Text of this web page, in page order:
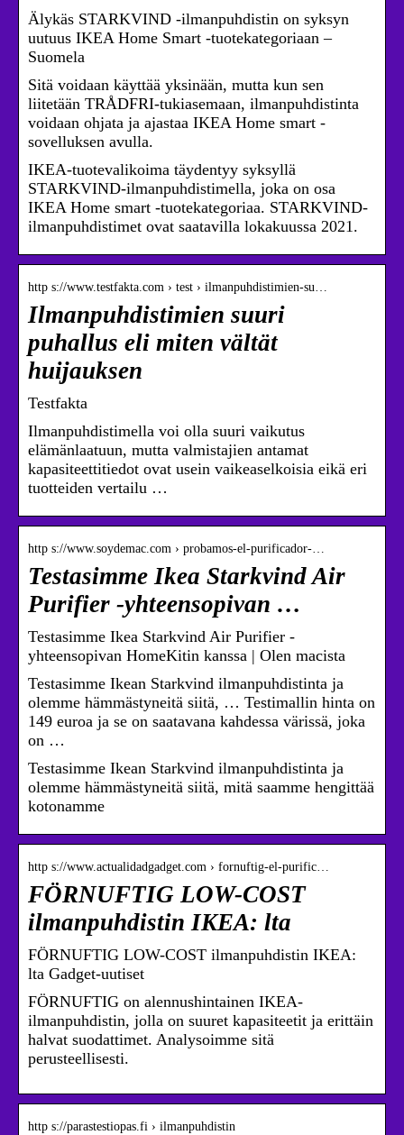
Älykäs STARKVIND -ilmanpuhdistin on syksyn
uutuus IKEA Home Smart -tuotekategoriaan –
Suomela
Sitä voidaan käyttää yksinään, mutta kun sen
liitetään TRÅDFRI-tukiasemaan, ilmanpuhdistinta
voidaan ohjata ja ajastaa IKEA Home smart -
sovelluksen avulla.
IKEA-tuotevalikoima täydentyy syksyllä
STARKVIND-ilmanpuhdistimella, joka on osa
IKEA Home smart -tuotekategoriaa. STARKVIND-
ilmanpuhdistimet ovat saatavilla lokakuussa 2021.
http s://www.testfakta.com › test › ilmanpuhdistimien-su…
Ilmanpuhdistimien suuri
puhallus eli miten vältät
huijauksen
Testfakta
Ilmanpuhdistimella voi olla suuri vaikutus
elämänlaatuun, mutta valmistajien antamat
kapasiteettitiedot ovat usein vaikeaselkoisia eikä eri
tuotteiden vertailu …
http s://www.soydemac.com › probamos-el-purificador-…
Testasimme Ikea Starkvind Air
Purifier -yhteensopivan …
Testasimme Ikea Starkvind Air Purifier -
yhteensopivan HomeKitin kanssa | Olen macista
Testasimme Ikean Starkvind ilmanpuhdistinta ja
olemme hämmästyneitä siitä, … Testimallin hinta on
149 euroa ja se on saatavana kahdessa värissä, joka
on …
Testasimme Ikean Starkvind ilmanpuhdistinta ja
olemme hämmästyneitä siitä, mitä saamme hengittää
kotonamme
http s://www.actualidadgadget.com › fornuftig-el-purific…
FÖRNUFTIG LOW-COST
ilmanpuhdistin IKEA: lta
FÖRNUFTIG LOW-COST ilmanpuhdistin IKEA:
lta Gadget-uutiset
FÖRNUFTIG on alennushintainen IKEA-
ilmanpuhdistin, jolla on suuret kapasiteetit ja erittäin
halvat suodattimet. Analysoimme sitä
perusteellisesti.
http s://parastestiopas.fi › ilmanpuhdistin